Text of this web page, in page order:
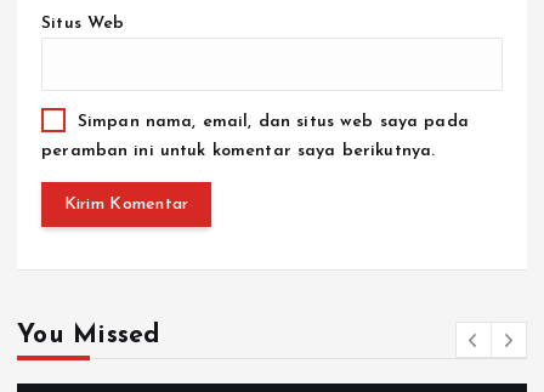
Situs Web
Simpan nama, email, dan situs web saya pada
peramban ini untuk komentar saya berikutnya.
You Missed